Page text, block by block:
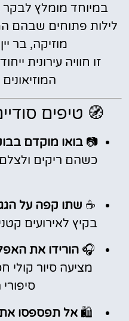
במיוחד מומלץ לבקר
לילות פתוחים שבהם
מוזיקה, בר
זו חוויה עירונית
🧭 טיפים
📷בואו מוקדם
כשהם ריקים
☕ שתו קפה על
בקיץ לאירועים
🎧הורידו את
מציעה סיור קולי
🛍️ אל תפספסו